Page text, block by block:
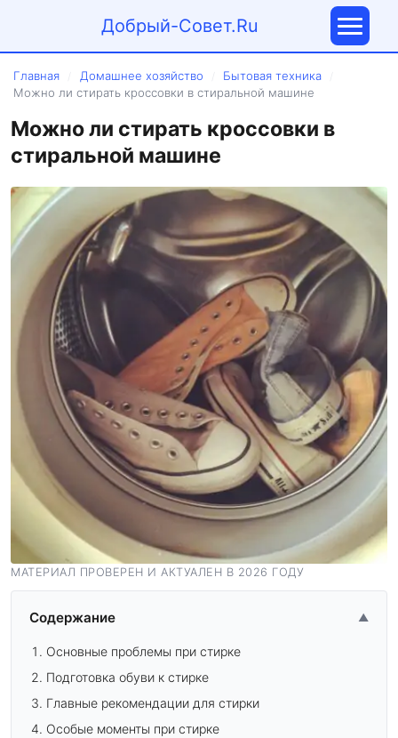
Добрый-Совет.Ru
Главная Домашнее хозяйство Бытовая техника
Можно ли стирать кроссовки в стиральной машине
Можно ли стирать кроссовки в
стиральной машине
МАТЕРИАЛ ПРОВЕРЕН И АКТУАЛЕН В 2026 ГОДУ
Содержание ▲
Основные проблемы при стирке
Подготовка обуви к стирке
Главные рекомендации для стирки
Особые моменты при стирке